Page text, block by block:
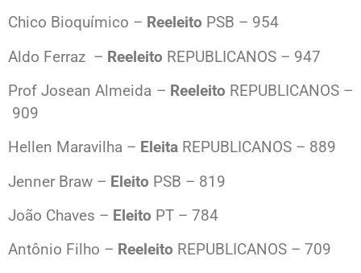
Chico Bioquímico – Reeleito PSB – 954
Aldo Ferraz – Reeleito REPUBLICANOS – 947
Prof Josean Almeida – Reeleito REPUBLICANOS –
909
Hellen Maravilha – Eleita REPUBLICANOS – 889
Jenner Braw – Eleito PSB – 819
João Chaves – Eleito PT – 784
Antônio Filho – Reeleito REPUBLICANOS – 709